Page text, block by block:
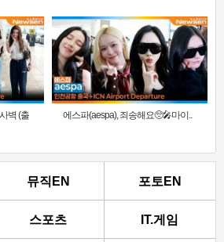
벽 (출
에스파(aespa), 죄송해요🥺🎤마이..
뮤직EN 포토EN
스포츠 IT.게임